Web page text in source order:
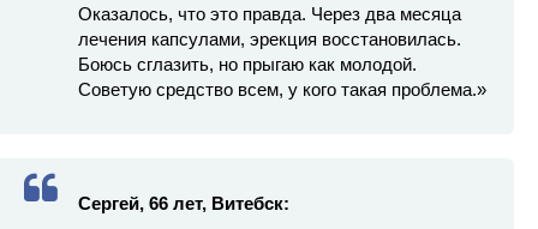
Оказалось, что это правда. Через два месяца
лечения капсулами, эрекция восстановилась.
Боюсь сглазить, но прыгаю как молодой.
Советую средство всем, у кого такая проблема.»
Сергей, 66 лет, Витебск: